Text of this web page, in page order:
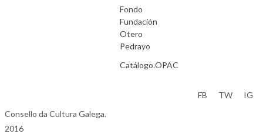
Fondo
Fundación
Otero
Pedrayo
Catálogo.OPAC
Consello da Cultura Galega.
2016
FB TW IG